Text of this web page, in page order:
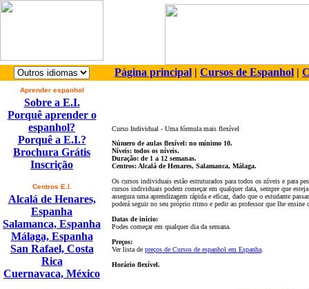
Página principal | Cursos de Espanhol |
Aprender espanhol
Sobre a E.I.
Porquê aprender o
espanhol?
Porquê a E.I.?
Brochura Grátis
Inscrição
Centros E.I.
Alcalá de Henares,
Espanha
Salamanca, Espanha
Málaga, Espanha
San Rafael, Costa
Rica
Cuernavaca, México
Curso Individual - Uma fórmula mais flexível
Número de aulas flexível: no mínimo 10.
Níveis: todos os níveis.
Duração: de 1 a 12 semanas.
Centros: Alcalá de Henares, Salamanca, Málaga.
Os cursos individuais estão estruturados para todos os níveis e para
cursos individuais podem começar em qualquer data, sempre que
assegura uma aprendizagem rápida e eficaz, dado que o estudante
poderá seguir no seu próprio ritmo e pedir ao professor que lhe
Datas de início:
Podes começar em qualquer dia da semana.
Preços:
Ver lista de preços de Cursos de espanhol em Espanha
Horário flexível.